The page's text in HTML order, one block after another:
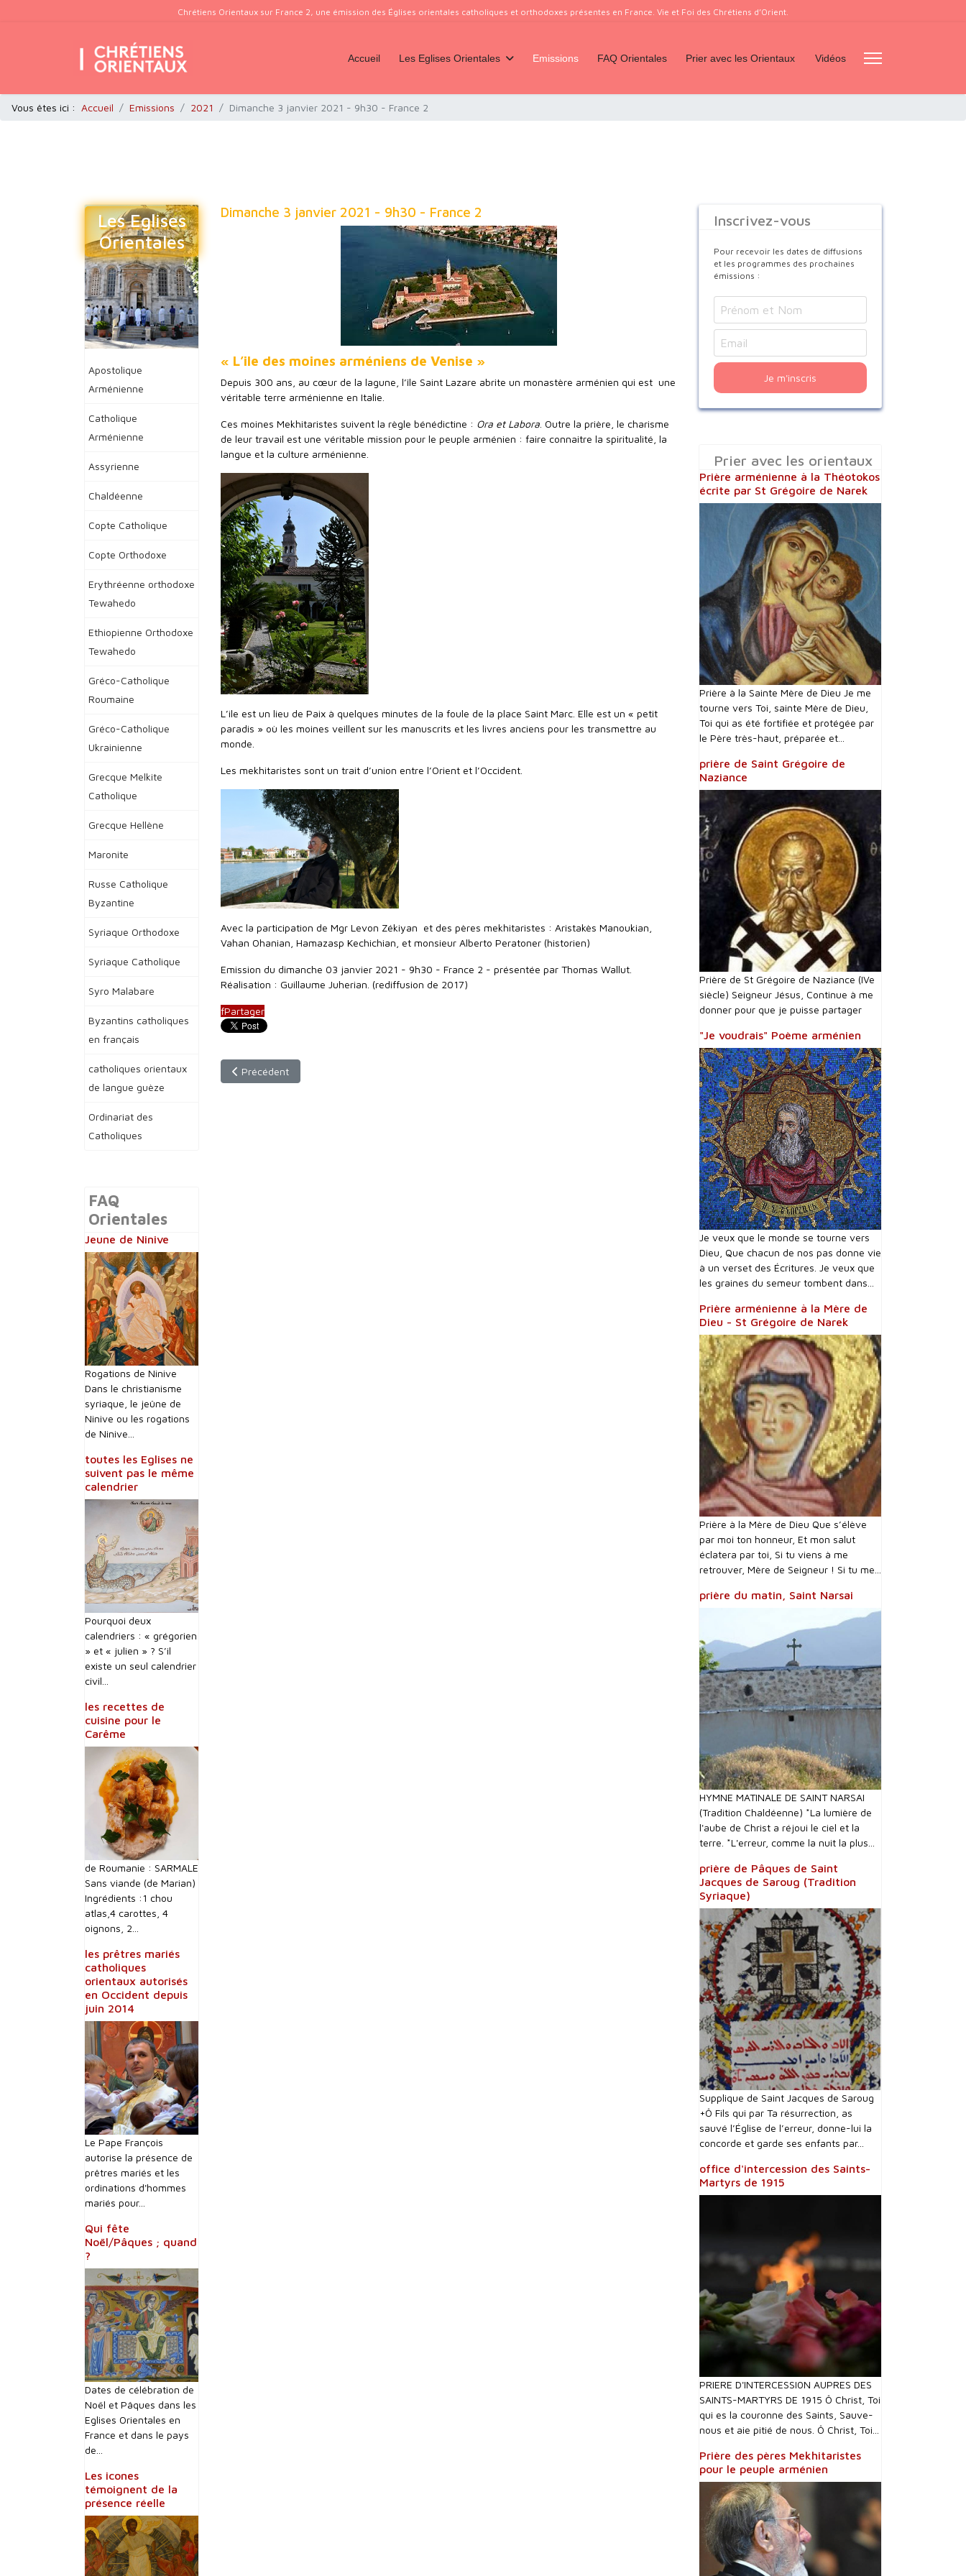
Chrétiens Orientaux sur France 2, une émission des Églises orientales catholiques et orthodoxes présentes en France. Vie et Foi des Chrétiens d’Orient.
Accueil Les Eglises Orientales Emissions FAQ Orientales Prier avec les Orientaux Vidéos
Vous êtes ici : Accueil Emissions 2021 Dimanche 3 janvier 2021 - 9h30 - France 2
Les Eglises
Orientales
Apostolique
Arménienne
Catholique
Arménienne
Assyrienne
Chaldéenne
Copte Catholique
Copte Orthodoxe
Erythréenne orthodoxe
Tewahedo
Ethiopienne Orthodoxe
Tewahedo
Gréco-Catholique
Roumaine
Gréco-Catholique
Ukrainienne
Grecque Melkite
Catholique
Grecque Hellène
Maronite
Russe Catholique
Byzantine
Syriaque Orthodoxe
Syriaque Catholique
Syro Malabare
Byzantins catholiques
en français
catholiques orientaux
de langue guèze
Ordinariat des
Catholiques
FAQ
Orientales
Jeune de Ninive
Rogations de Ninive
Dans le christianisme
syriaque, le jeûne de
Ninive ou les rogations
de Ninive...
toutes les Eglises ne
suivent pas le même
calendrier
Pourquoi deux
calendriers : « grégorien
» et « julien » ? S’il
existe un seul calendrier
civil...
les recettes de
cuisine pour le
Carême
de Roumanie : SARMALE
Sans viande (de Marian)
Ingrédients :1 chou
atlas,4 carottes, 4
oignons, 2...
les prêtres mariés
catholiques
orientaux autorisés
en Occident depuis
juin 2014
Le Pape François
autorise la présence de
prêtres mariés et les
ordinations d'hommes
mariés pour...
Qui fête
Noël/Pâques ; quand
?
Dates de célébration de
Noël et Pâques dans les
Eglises Orientales en
France et dans le pays
de...
Les icones
témoignent de la
présence réelle
Dimanche 3 janvier 2021 - 9h30 - France 2
« L’ile des moines arméniens de Venise »
Depuis 300 ans, au cœur de la lagune, l’île Saint Lazare abrite un monastère arménien qui est une
véritable terre arménienne en Italie.
Ces moines Mekhitaristes suivent la règle bénédictine : Ora et Labora . Outre la prière, le charisme
de leur travail est une véritable mission pour le peuple arménien : faire connaitre la spiritualité, la
langue et la culture arménienne.
L’ile est un lieu de Paix à quelques minutes de la foule de la place Saint Marc. Elle est un « petit
paradis » où les moines veillent sur les manuscrits et les livres anciens pour les transmettre au
monde.
Les mekhitaristes sont un trait d’union entre l’Orient et l’Occident.
Avec la participation de Mgr Levon Zékiyan et des pères mekhitaristes : Aristakès Manoukian,
Vahan Ohanian, Hamazasp Kechichian, et monsieur Alberto Peratoner (historien)
Emission du dimanche 03 janvier 2021 - 9h30 - France 2 - présentée par Thomas Wallut.
Réalisation : Guillaume Juherian. (rediffusion de 2017)
fPartager
Article précédent : Dimanche 24 janvier 2021 - 9h30 à 12h - France 2
Précédent
Inscrivez-vous
Pour recevoir les dates de diffusions
et les programmes des prochaines
émissions :
Je m'inscris
Prier avec les orientaux
Prière arménienne à la Théotokos
écrite par St Grégoire de Narek
Prière à la Sainte Mère de Dieu Je me
tourne vers Toi, sainte Mère de Dieu,
Toi qui as été fortifiée et protégée par
le Père très-haut, préparée et...
prière de Saint Grégoire de
Naziance
Prière de St Grégoire de Naziance (IVe
siècle) Seigneur Jésus, Continue à me
donner pour que je puisse partager
"Je voudrais" Poème arménien
Je veux que le monde se tourne vers
Dieu, Que chacun de nos pas donne vie
à un verset des Écritures. Je veux que
les graines du semeur tombent dans...
Prière arménienne à la Mère de
Dieu - St Grégoire de Narek
Prière à la Mère de Dieu Que s’élève
par moi ton honneur, Et mon salut
éclatera par toi, Si tu viens à me
retrouver, Mère de Seigneur ! Si tu me...
prière du matin, Saint Narsai
HYMNE MATINALE DE SAINT NARSAI
(Tradition Chaldéenne) *La lumière de
l'aube de Christ a réjoui le ciel et la
terre. *L'erreur, comme la nuit la plus...
prière de Pâques de Saint
Jacques de Saroug (Tradition
Syriaque)
Supplique de Saint Jacques de Saroug
+Ô Fils qui par Ta résurrection, as
sauvé l’Église de l’erreur, donne-lui la
concorde et garde ses enfants par...
office d'intercession des Saints-
Martyrs de 1915
PRIERE D'INTERCESSI0N AUPRES DES
SAINTS-MARTYRS DE 1915 Ô Christ, Toi
qui es la couronne des Saints, Sauve-
nous et aie pitié de nous. Ô Christ, Toi...
Prière des pères Mekhitaristes
pour le peuple arménien